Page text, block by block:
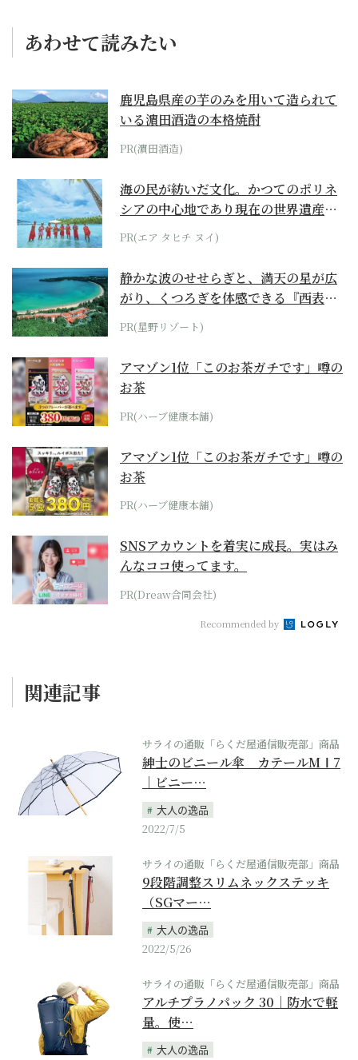
あわせて読みたい
鹿児島県産の芋のみを用いて造られて
いる濵田酒造の本格焼酎
PR(濵田酒造)
海の民が紡いだ文化。かつてのポリネ
シアの中心地であり現在の世界遺産か
らみえてくる...
PR(エア タヒチ ヌイ)
静かな波のせせらぎと、満天の星が広
がり、くつろぎを体感できる『西表島
ホテル by...
PR(星野リゾート)
アマゾン1位「このお茶ガチです」噂の
お茶
PR(ハーブ健康本舗)
アマゾン1位「このお茶ガチです」噂の
お茶
PR(ハーブ健康本舗)
SNSアカウントを着実に成長。実はみ
んなココ使ってます。
PR(Dreaw合同会社)
Recommended by
関連記事
サライの通販「らくだ屋通信販売部」商品
紳士のビニール傘 カテールMⅠ7
｜ビニー…
大人の逸品
2022/7/5
サライの通販「らくだ屋通信販売部」商品
9段階調整スリムネックステッキ
（SGマー…
大人の逸品
2022/5/26
サライの通販「らくだ屋通信販売部」商品
アルチプラノパック 30｜防水で軽
量。使…
大人の逸品